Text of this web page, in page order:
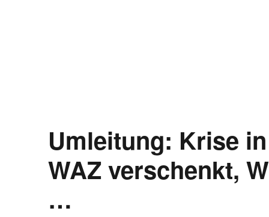
Umleitung: Krise
WAZ verschenkt,
…